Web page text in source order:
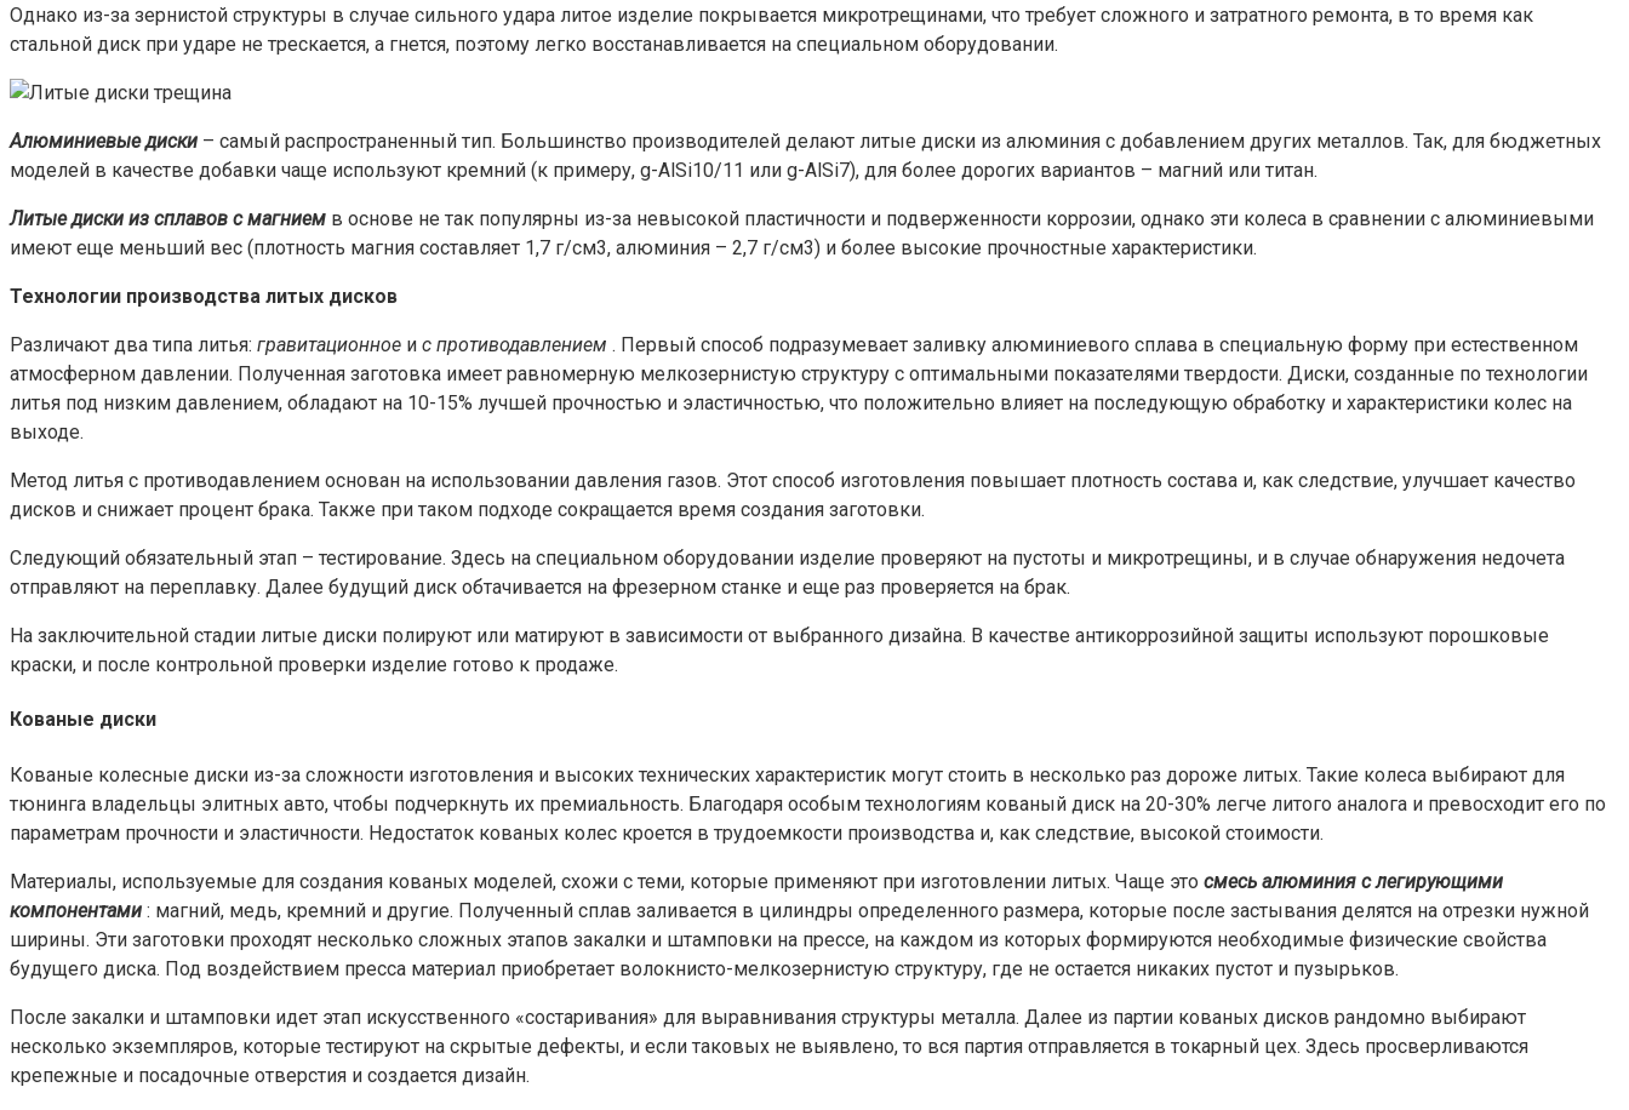
Однако из-за зернистой структуры в случае сильного удара литое изделие покрывается микротрещинами, что требует сложного и затратного ремонта, в то время как
стальной диск при ударе не трескается, а гнется, поэтому легко восстанавливается на специальном оборудовании.
Алюминиевые диски – самый распространенный тип. Большинство производителей делают литые диски из алюминия с добавлением других металлов. Так, для бюджетных
моделей в качестве добавки чаще используют кремний (к примеру, g-AlSi10/11 или g-AlSi7), для более дорогих вариантов – магний или титан.
Литые диски из сплавов с магнием в основе не так популярны из-за невысокой пластичности и подверженности коррозии, однако эти колеса в сравнении с алюминиевыми
имеют еще меньший вес (плотность магния составляет 1,7 г/см3, алюминия – 2,7 г/см3) и более высокие прочностные характеристики.
Технологии производства литых дисков
Различают два типа литья: гравитационное и с противодавлением . Первый способ подразумевает заливку алюминиевого сплава в специальную форму при естественном
атмосферном давлении. Полученная заготовка имеет равномерную мелкозернистую структуру с оптимальными показателями твердости. Диски, созданные по технологии
литья под низким давлением, обладают на 10-15% лучшей прочностью и эластичностью, что положительно влияет на последующую обработку и характеристики колес на
выходе.
Метод литья с противодавлением основан на использовании давления газов. Этот способ изготовления повышает плотность состава и, как следствие, улучшает качество
дисков и снижает процент брака. Также при таком подходе сокращается время создания заготовки.
Следующий обязательный этап – тестирование. Здесь на специальном оборудовании изделие проверяют на пустоты и микротрещины, и в случае обнаружения недочета
отправляют на переплавку. Далее будущий диск обтачивается на фрезерном станке и еще раз проверяется на брак.
На заключительной стадии литые диски полируют или матируют в зависимости от выбранного дизайна. В качестве антикоррозийной защиты используют порошковые
краски, и после контрольной проверки изделие готово к продаже.
Кованые диски
Кованые колесные диски из-за сложности изготовления и высоких технических характеристик могут стоить в несколько раз дороже литых. Такие колеса выбирают для
тюнинга владельцы элитных авто, чтобы подчеркнуть их премиальность. Благодаря особым технологиям кованый диск на 20-30% легче литого аналога и превосходит его по
параметрам прочности и эластичности. Недостаток кованых колес кроется в трудоемкости производства и, как следствие, высокой стоимости.
Материалы, используемые для создания кованых моделей, схожи с теми, которые применяют при изготовлении литых. Чаще это смесь алюминия с легирующими
компонентами : магний, медь, кремний и другие. Полученный сплав заливается в цилиндры определенного размера, которые после застывания делятся на отрезки нужной
ширины. Эти заготовки проходят несколько сложных этапов закалки и штамповки на прессе, на каждом из которых формируются необходимые физические свойства
будущего диска. Под воздействием пресса материал приобретает волокнисто-мелкозернистую структуру, где не остается никаких пустот и пузырьков.
После закалки и штамповки идет этап искусственного «состаривания» для выравнивания структуры металла. Далее из партии кованых дисков рандомно выбирают
несколько экземпляров, которые тестируют на скрытые дефекты, и если таковых не выявлено, то вся партия отправляется в токарный цех. Здесь просверливаются
крепежные и посадочные отверстия и создается дизайн.